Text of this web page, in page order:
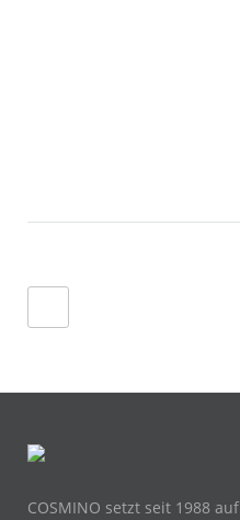
COSMINO setzt seit 1988 auf